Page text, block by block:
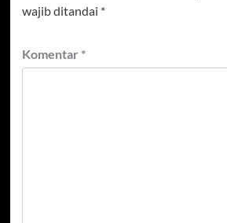
wajib ditandai *
Komentar *